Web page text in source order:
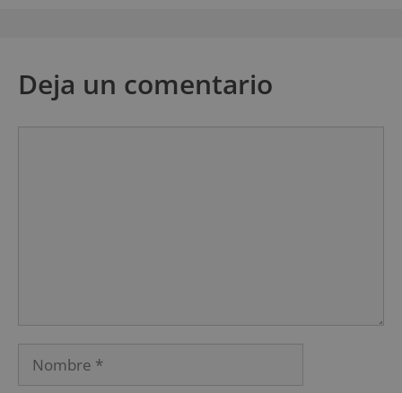
Deja un comentario